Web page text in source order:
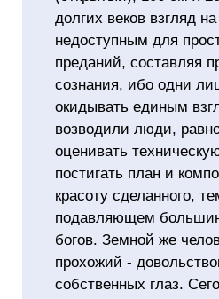
долгих веков взгляд
недоступным для
преданий, составляя
сознания, ибо одни
окидывать единым
возводили люди,
оценивать
постигать план и
красоту сделанного,
подавляющем
богов. Земной же
прохожий -
собственных глаз.